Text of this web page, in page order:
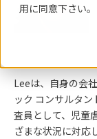
用に同意下さい。
Leeは、自身の会
ック コンサルタ
査員として、児童
ざまな状況に対応